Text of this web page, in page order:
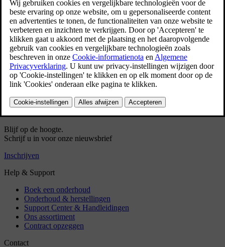
Log in om uw service in te
plannen
Vooraf ingevulde contactgegevens
Vooraf ingevulde VIN-gegevens (indien van
toepassing)
Sneller inplannen